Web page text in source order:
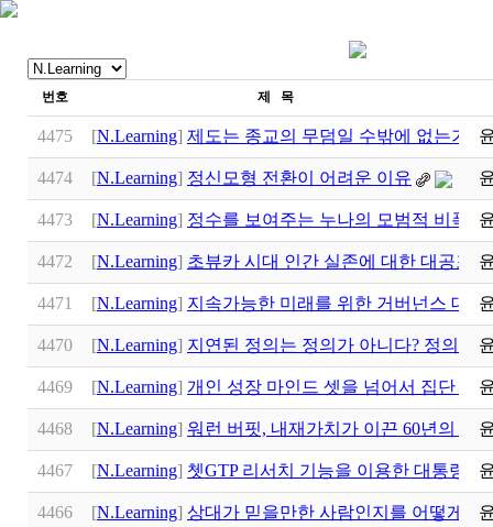
번호 제 목
4475 [N.Learning] 제도는 종교의 무덤일 수밖에 없는가?
4474 [N.Learning] 정신모형 전환이 어려운 이유
4473 [N.Learning] 정수를 보여주는 누나의 모범적 비폭
4472 [N.Learning] 초뷰카 시대 인간 실존에 대한 대공포
4471 [N.Learning] 지속가능한 미래를 위한 거버넌스 대
4470 [N.Learning] 지연된 정의는 정의가 아니다? 정의의
4469 [N.Learning] 개인 성장 마인드 셋을 넘어서 집단 플
4468 [N.Learning] 워런 버핏, 내재가치가 이끈 60년의 기
4467 [N.Learning] 쳇GTP 리서치 기능을 이용한 대통령
4466 [N.Learning] 상대가 믿을만한 사람인지를 어떻게 알